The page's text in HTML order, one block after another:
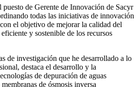
de Gerente de Innovación de Sacyr
todas las iniciativas de innovación
el objetivo de mejorar la calidad del
y sostenible de los recursos
de investigación que he desarrollado a lo
destaca el desarrollo y la
de depuración de aguas
de ósmosis inversa